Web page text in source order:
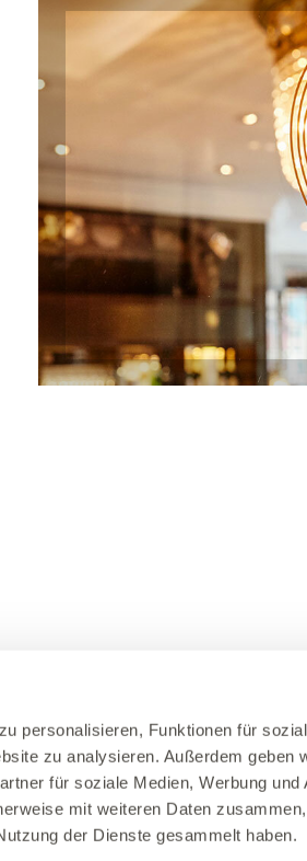
personalisieren, Funktionen für
zu analysieren. Außerdem geben
für soziale Medien, Werbung und
mit weiteren Daten
der Dienste gesammelt haben.